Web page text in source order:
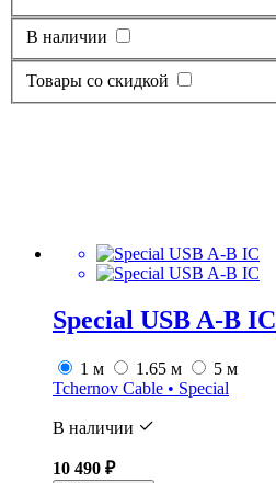
В наличии
Товары со скидкой
Special USB A-B IC
1 м 1.65 м
5 м
Tchernov Cable • Special
В наличии
10 490 ₽